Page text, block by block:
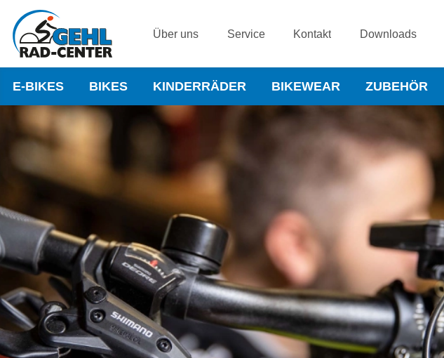
Über uns Service Kontakt Downloads
E-BIKES BIKES KINDERRÄDER BIKEWEAR ZUBEHÖR